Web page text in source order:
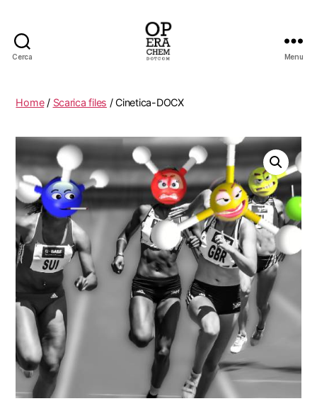
Cerca Menu
Home/ Scarica files / Cinetica-DOCX